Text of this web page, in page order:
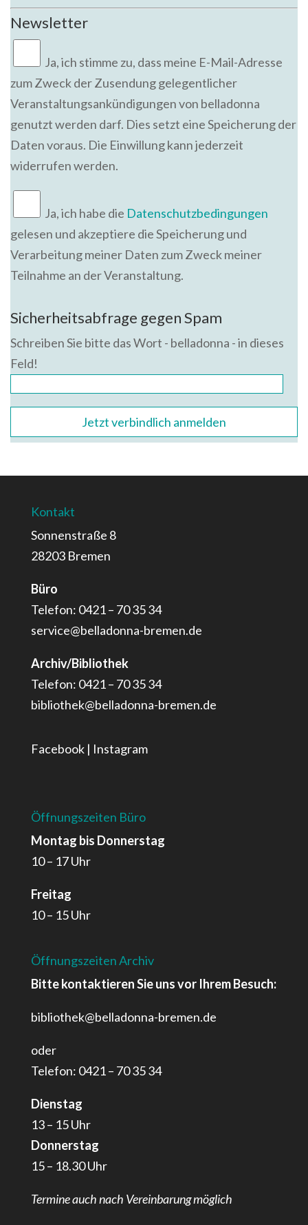
Newsletter
Ja,ich stimme zu, dass meine E-Mail-Adresse
zum Zweck der Zusendung gelegentlicher
Veranstaltungsankündigungen von belladonna
genutzt werden darf. Dies setzt eine Speicherung der
Daten voraus. Die Einwillung kann jederzeit
widerrufen werden.
Ja, ich habe die Datenschutzbedingungen
gelesen und akzeptiere die Speicherung und
Verarbeitung meiner Daten zum Zweck meiner
Teilnahme an der Veranstaltung.
Sicherheitsabfrage gegen Spam
Schreiben Sie bitte das Wort - belladonna - in dieses
Feld!
Kontakt
Sonnenstraße 8
28203 Bremen
Büro
Telefon: 0421 – 70 35 34
service@belladonna-bremen.de
Archiv/Bibliothek
Telefon: 0421 – 70 35 34
bibliothek@belladonna-bremen.de
Facebook| Instagram
Öffnungszeiten Büro
Montag bis Donnerstag
10 – 17 Uhr
Freitag
10 – 15 Uhr
Öffnungszeiten Archiv
Bitte kontaktieren Sie uns vor Ihrem Besuch:
bibliothek@belladonna-bremen.de
oder
Telefon: 0421 – 70 35 34
Dienstag
13 – 15 Uhr
Donnerstag
15 – 18.30 Uhr
Termine auch nach Vereinbarung möglich